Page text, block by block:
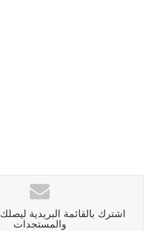
اشترك بالقائمة البريدية ليصلك
والمستجدات